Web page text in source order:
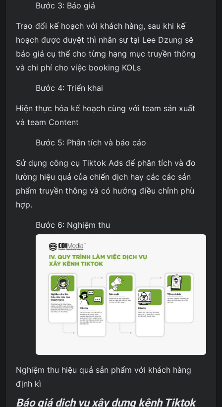
Bước 3: Báo giá
Trao đổi kế hoạch với khách hàng, sau khi kế
hoạch được duyệt thì nhân sự tại Lee Dzung sẽ
báo giá cụ thể cho từng hạng mục truyền thông
và chi phí cho việc booking KOLs
Bước 4: Triển khai
Hiện thực hóa kế hoạch cùng với team sản xuất
và team Content
Bước 5: Phân tích và báo cáo
Sử dụng công cụ Tiktok Ads để phân tích và đo
lường hiệu quả của chiến dịch hay các các sản
phẩm truyền thông và có hướng điều chỉnh phù
hợp.
Bước 6: Nghiệm thu
Nghiệm thu hiệu quả sản phẩm với khách hàng
định kì
Báo giá dịch vụ xây dựng kênh Tiktok